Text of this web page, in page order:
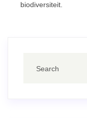
biodiversiteit.